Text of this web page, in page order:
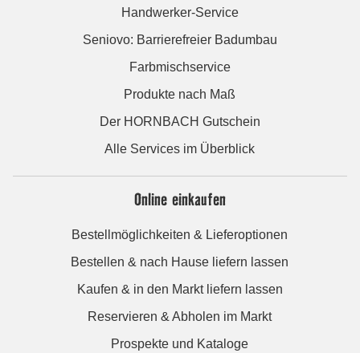
Handwerker-Service
Seniovo: Barrierefreier Badumbau
Farbmischservice
Produkte nach Maß
Der HORNBACH Gutschein
Alle Services im Überblick
Online einkaufen
Bestellmöglichkeiten & Lieferoptionen
Bestellen & nach Hause liefern lassen
Kaufen & in den Markt liefern lassen
Reservieren & Abholen im Markt
Prospekte und Kataloge